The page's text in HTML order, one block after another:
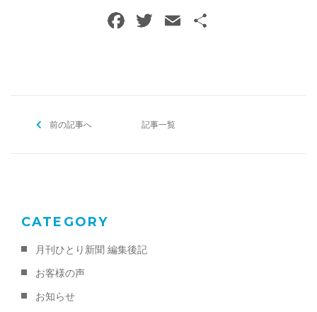
F
o
T E
前の記事へ 記事一覧
CATEGORY
月刊ひとり新聞 編集後記
お客様の声
お知らせ